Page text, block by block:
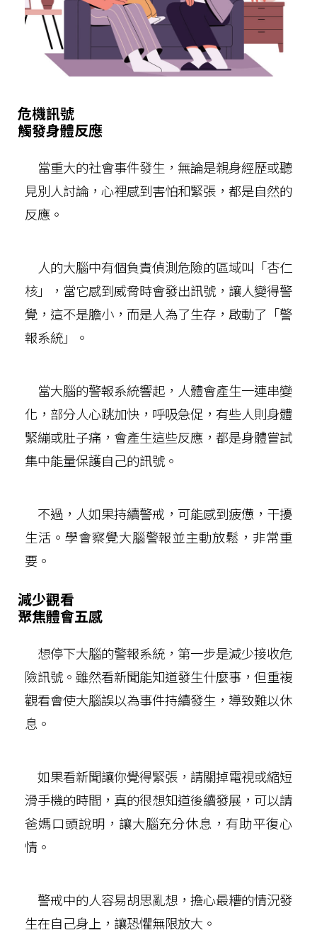
危機訊號
觸發身體反應
當重大的社會事件發生，無論是親身經歷或聽
見別人討論，心裡感到害怕和緊張，都是自然的
反應。
人的大腦中有個負責偵測危險的區域叫「杏仁
核」，當它感到威脅時會發出訊號，讓人變得警
覺，這不是膽小，而是人為了生存，啟動了「警
報系統」。
當大腦的警報系統響起，人體會產生一連串變
化，部分人心跳加快，呼吸急促，有些人則身體
緊繃或肚子痛，會產生這些反應，都是身體嘗試
集中能量保護自己的訊號。
不過，人如果持續警戒，可能感到疲憊，干擾
生活。學會察覺大腦警報並主動放鬆，非常重
要。
減少觀看
聚焦體會五感
想停下大腦的警報系統，第一步是減少接收危
險訊號。雖然看新聞能知道發生什麼事，但重複
觀看會使大腦誤以為事件持續發生，導致難以休
息。
如果看新聞讓你覺得緊張，請關掉電視或縮短
滑手機的時間，真的很想知道後續發展，可以請
爸媽口頭說明，讓大腦充分休息，有助平復心
情。
警戒中的人容易胡思亂想，擔心最糟的情況發
生在自己身上，讓恐懼無限放大。